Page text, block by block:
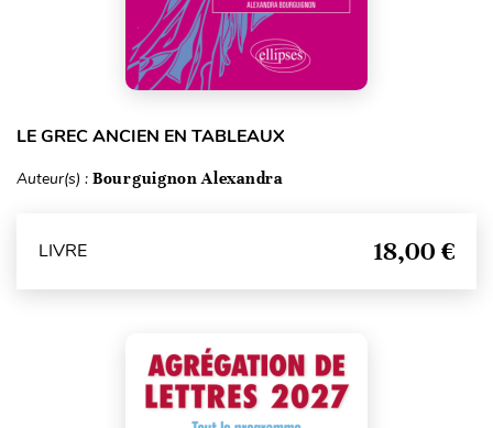
LE GREC ANCIEN EN TABLEAUX
Auteur(s) : Bourguignon Alexandra
LIVRE 18,00 €